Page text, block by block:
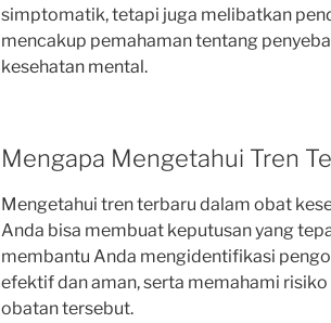
simptomatik, tetapi juga melibatkan
mencakup pemahaman tentang
kesehatan mental.
Mengapa Mengetahui Tren
Mengetahui tren terbaru dalam obat
Anda bisa membuat keputusan yang
membantu Anda mengidentifikasi
efektif dan aman, serta memahami
obatan tersebut.